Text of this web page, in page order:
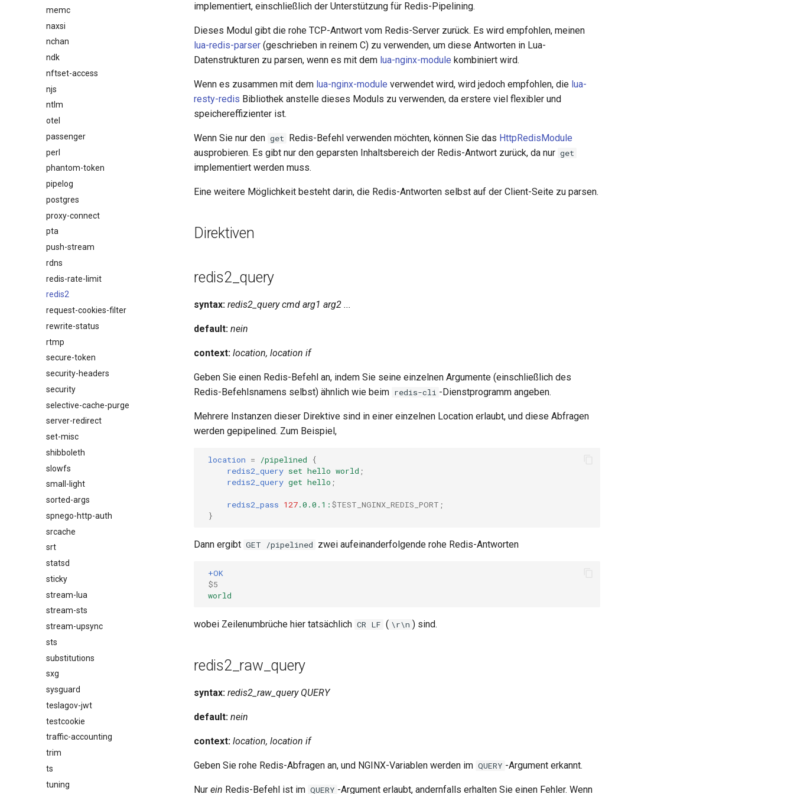
memc
naxsi
nchan
ndk
nftset-access
njs
ntlm
otel
passenger
perl
phantom-token
pipelog
postgres
proxy-connect
pta
push-stream
rdns
redis-rate-limit
redis2
request-cookies-filter
rewrite-status
rtmp
secure-token
security-headers
security
selective-cache-purge
server-redirect
set-misc
shibboleth
slowfs
small-light
sorted-args
spnego-http-auth
srcache
srt
statsd
sticky
stream-lua
stream-sts
stream-upsync
sts
substitutions
sxg
sysguard
teslagov-jwt
testcookie
traffic-accounting
trim
ts
tuning
implementiert, einschließlich der Unterstützung für Redis-Pipelining.
Dieses Modul gibt die rohe TCP-Antwort vom Redis-Server zurück. Es wird empfohlen, meinen
lua-redis-parser (geschrieben in reinem C) zu verwenden, um diese Antworten in Lua-
Datenstrukturen zu parsen, wenn es mit dem lua-nginx-module kombiniert wird.
Wenn es zusammen mit dem lua-nginx-module verwendet wird, wird jedoch empfohlen, die lua-
resty-redis Bibliothek anstelle dieses Moduls zu verwenden, da erstere viel flexibler und
speichereffizienter ist.
Wenn Sie nur den get Redis-Befehl verwenden möchten, können Sie das HttpRedisModule
ausprobieren. Es gibt nur den geparsten Inhaltsbereich der Redis-Antwort zurück, da nur get
implementiert werden muss.
Eine weitere Möglichkeit besteht darin, die Redis-Antworten selbst auf der Client-Seite zu parsen.
Direktiven
redis2_query
syntax: redis2_query cmd arg1 arg2 ...
default: nein
context: location, location if
Geben Sie einen Redis-Befehl an, indem Sie seine einzelnen Argumente (einschließlich des
Redis-Befehlsnamens selbst) ähnlich wie beim redis-cli -Dienstprogramm angeben.
Mehrere Instanzen dieser Direktive sind in einer einzelnen Location erlaubt, und diese Abfragen
werden gepipelined. Zum Beispiel,
location = /pipelined
{
redis2_query set hello world ;
redis2_query get hello ;
redis2_pass 127.0.0.1: $TEST_NGINX_REDIS_PORT ;
}
Dann ergibt GET /pipelined zwei aufeinanderfolgende rohe Redis-Antworten
+OK
$5
world
wobei Zeilenumbrüche hier tatsächlich CR LF ( \r\n ) sind.
redis2_raw_query
syntax: redis2_raw_query QUERY
default: nein
context: location, location if
Geben Sie rohe Redis-Abfragen an, und NGINX-Variablen werden im QUERY -Argument erkannt.
Nur ein Redis-Befehl ist im QUERY -Argument erlaubt, andernfalls erhalten Sie einen Fehler. Wenn